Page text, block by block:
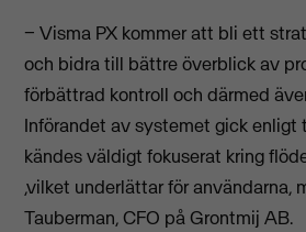
− Visma PX kommer att bli ett
och bidra till bättre överblick av
förbättrad kontroll och därmed
Införandet av systemet gick enligt
kändes väldigt fokuserat kring
,vilket underlättar för användarna,
Tauberman, CFO på Grontmij AB.